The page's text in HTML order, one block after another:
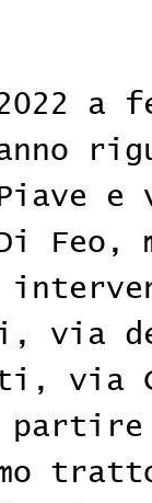
2022
Piave
via
via